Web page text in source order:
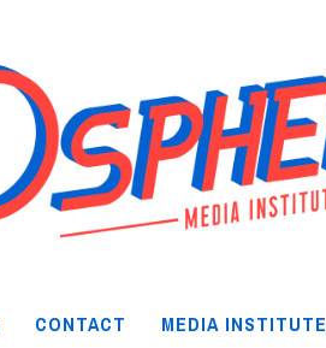
CONTACT MEDIA INSTITUTE